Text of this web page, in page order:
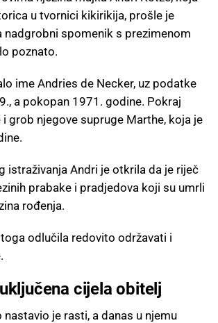
u tvornici kikirikija, prošle je
nadgrobni spomenik s prezimenom
poznato.
ime Andries de Necker, uz podatke
a pokopan 1971. godine. Pokraj
i grob njegove supruge Marthe, koja je
istraživanja Andri je otkrila da je riječ
prabake i pradjedova koji su umrli
rođenja.
odlučila redovito održavati i
cijela obitelj
nastavio je rasti, a danas u njemu